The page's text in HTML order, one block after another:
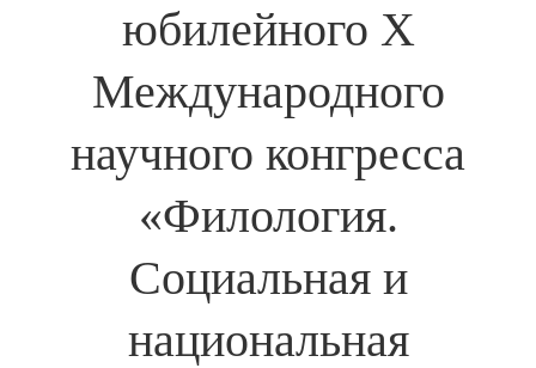
юбилейного Х
Международного
научного конгресса
«Филология.
Социальная и
национальная